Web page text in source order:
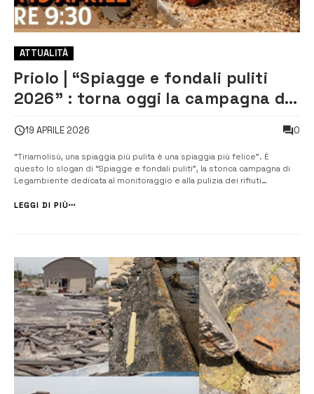
ATTUALITÀ
Priolo | “Spiagge e fondali puliti
2026” : torna oggi la campagna di
19 APRILE 2026 0
“Tiriamolisù, una spiaggia più pulita è una spiaggia più felice”. È
questo lo slogan di “Spiagge e fondali puliti”, la storica campagna di
Legambiente dedicata al monitoraggio e alla pulizia dei rifiuti
partire dalle 9,30, alla spiaggia libera di Marina di Priolo, incrocio ...
LEGGI DI PIÙ